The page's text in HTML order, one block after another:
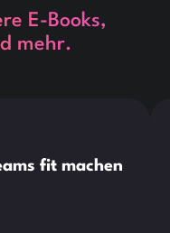
E-Books,
mehr.
fit machen